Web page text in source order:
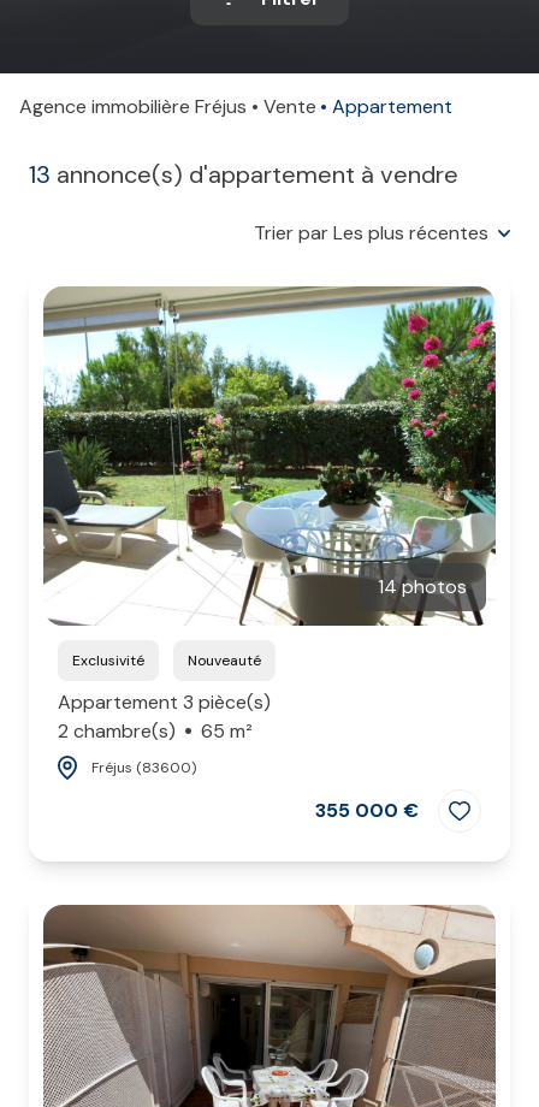
Agence immobilière Fréjus Vente Appartement
13 annonce(s) d'appartement à vendre
Trier par Les plus récentes
14 photos
Exclusivité Nouveauté
Appartement 3 pièce(s)
2 chambre(s)
65 m²
Fréjus (83600)
355 000 €